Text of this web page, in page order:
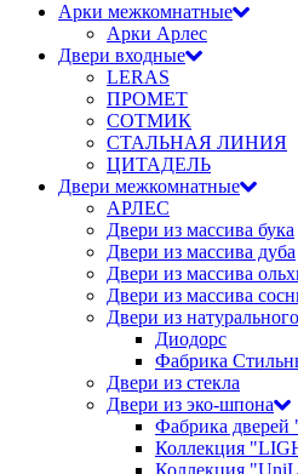
Арки межкомнатные
Арки Арлес
Двери входные
LERAS
ПРОМЕТ
СОТМИК
СТАЛЬНАЯ ЛИНИЯ
ЦИТАДЕЛЬ
Двери межкомнатные
АРЛЕС
Двери из массива бука
Двери из массива дуба
Двери из массива
Двери из массива
Двери из
Диодорс
Фабрика
Двери из стекла
Двери из эко-шпона
Фабрика
Коллекция